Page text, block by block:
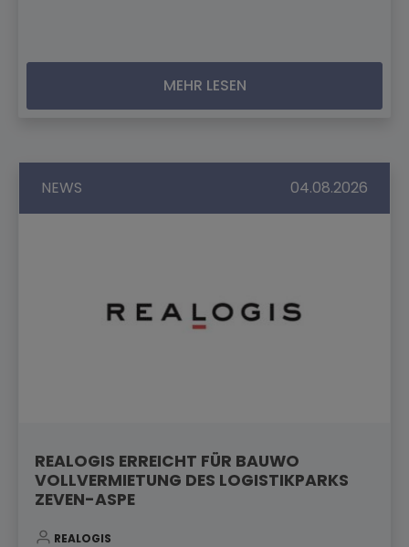
MEHR LESEN
NEWS 04.08.2026
REALOGIS ERREICHT FÜR BAUWO
VOLLVERMIETUNG DES LOGISTIKPARKS
ZEVEN-ASPE
REALOGIS